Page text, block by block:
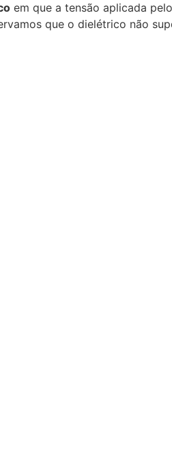
em que a tensão aplicada pelo
que o dielétrico não